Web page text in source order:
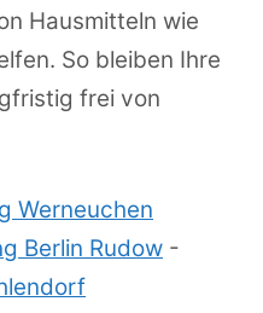
Hausmitteln wie
So bleiben Ihre
frei von
Werneuchen
Berlin Rudow -